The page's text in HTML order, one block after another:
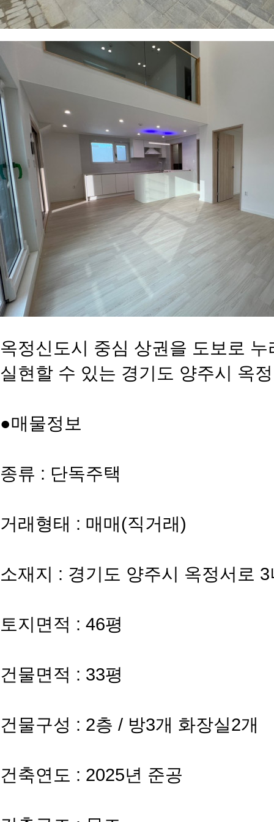
옥정신도시 중심 상권을 도보로
실현할 수 있는 경기도 양주시 옥
●매물정보
종류 : 단독주택
거래형태 : 매매(직거래)
소재지 : 경기도 양주시 옥정서로
토지면적 : 46평
건물면적 : 33평
건물구성 : 2층 / 방3개 화장실2개
건축연도 : 2025년 준공